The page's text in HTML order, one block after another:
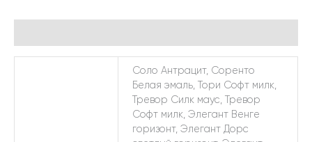
Соло Антрацит, Соренто
Белая эмаль, Тори Софт милк,
Тревор Силк маус, Тревор
Софт милк, Элегант Венге
горизонт, Элегант Дорс